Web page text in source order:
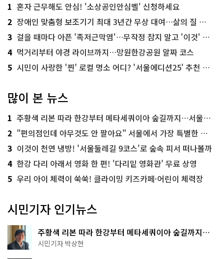
1 혼자 근무해도 안심! '소상공인안심벨' 신청하세요
2 장애인 맞춤형 보조기기 최대 3년간 무상 대여…삶의 질 높인다
3 걸을 때마다 아픈 '족저근막염'…무작정 참지 말고 '이것' 해보세요!
4 먹거리부터 야경 라이브까지…망원한강공원 알짜 코스
5 시민이 사랑한 '찐' 로컬 명소 어디? '서울에디션25' 추천 코스
많이 본 뉴스
1 주황색 리본 따라 한강부터 메타세쿼이아 숲길까지…서울둘레길 15코스
2 "편의점인데 아무것도 안 팔아요" 서울에서 가장 특별한 편의점의 정체
3 이것이 천연 냉방! '서울둘레길 9코스'로 숲속 피서 떠나볼까
4 한강 다리 아래서 영화 한 편! '다리밑 영화관' 무료 상영
5 우리 아이 체력이 쑥쑥! 클라이밍 키즈카페·어린이 체력장
시민기자 인기뉴스
주황색 리본 따라 한강부터 메타세쿼이아 숲길까지…
서울둘레길 15코스
시민기자 박상현